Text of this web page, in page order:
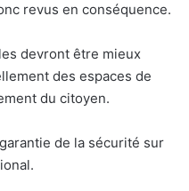
revus en conséquence.
devront être mieux
des espaces de
du citoyen.
de la sécurité sur